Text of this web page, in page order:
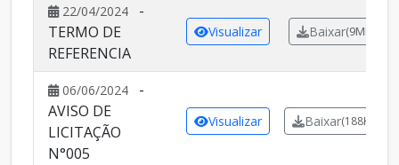
22/04/2024
-
TERMO DE
REFERENCIA
Visualizar Baixar(9MB)
06/06/2024
-
AVISO DE
LICITAÇÃO
N°005
Visualizar Baixar(188KB)